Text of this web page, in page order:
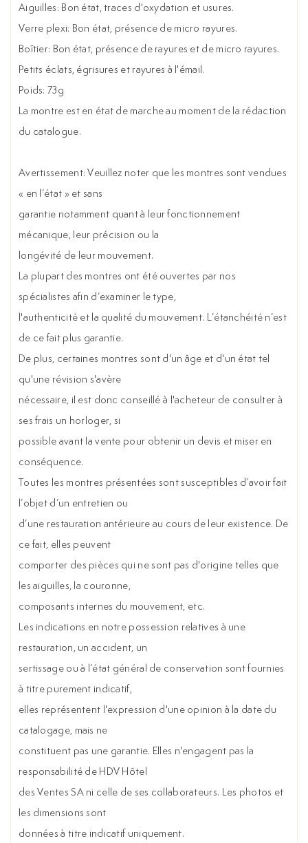
Aiguilles: Bon état, traces d'oxydation et usures.
Verre plexi: Bon état, présence de micro rayures.
Boîtier: Bon état, présence de rayures et de micro rayures.
Petits éclats, égrisures et rayures à l'émail.
Poids: 73g
La montre est en état de marche au moment de la rédaction
du catalogue.
Avertissement: Veuillez noter que les montres sont vendues
« en l’état » et sans
garantie notamment quant à leur fonctionnement
mécanique, leur précision ou la
longévité de leur mouvement.
La plupart des montres ont été ouvertes par nos
spécialistes afin d’examiner le type,
l'authenticité et la qualité du mouvement. L’étanchéité n’est
de ce fait plus garantie.
De plus, certaines montres sont d'un âge et d'un état tel
qu'une révision s'avère
nécessaire, il est donc conseillé à l'acheteur de consulter à
ses frais un horloger, si
possible avant la vente pour obtenir un devis et miser en
conséquence.
Toutes les montres présentées sont susceptibles d’avoir fait
l’objet d’un entretien ou
d’une restauration antérieure au cours de leur existence. De
ce fait, elles peuvent
comporter des pièces qui ne sont pas d'origine telles que
les aiguilles, la couronne,
composants internes du mouvement, etc.
Les indications en notre possession relatives à une
restauration, un accident, un
sertissage ou à l’état général de conservation sont fournies
à titre purement indicatif,
elles représentent l'expression d'une opinion à la date du
catalogage, mais ne
constituent pas une garantie. Elles n'engagent pas la
responsabilité de HDV Hôtel
des Ventes SA ni celle de ses collaborateurs. Les photos et
les dimensions sont
données à titre indicatif uniquement.